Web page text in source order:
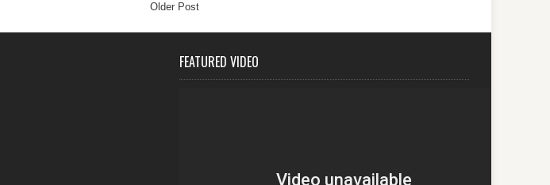
Older Post
FEATURED VIDEO